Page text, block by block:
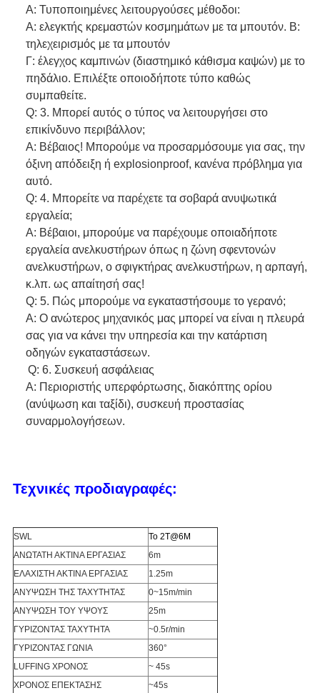
Α: Τυποποιημένες λειτουργούσες μέθοδοι:
Α: ελεγκτής κρεμαστών κοσμημάτων με τα μπουτόν. Β:
τηλεχειρισμός με τα μπουτόν
Γ: έλεγχος καμπινών (διαστημικό κάθισμα καψών) με το
πηδάλιο. Επιλέξτε οποιοδήποτε τύπο καθώς
συμπαθείτε.
Q: 3. Μπορεί αυτός ο τύπος να λειτουργήσει στο
επικίνδυνο περιβάλλον;
Α: Βέβαιος! Μπορούμε να προσαρμόσουμε για σας, την
όξινη απόδειξη ή explosionproof, κανένα πρόβλημα για
αυτό.
Q: 4. Μπορείτε να παρέχετε τα σοβαρά ανυψωτικά
εργαλεία;
Α: Βέβαιοι, μπορούμε να παρέχουμε οποιαδήποτε
εργαλεία ανελκυστήρων όπως η ζώνη σφεντονών
ανελκυστήρων, ο σφιγκτήρας ανελκυστήρων, η αρπαγή,
κ.λπ. ως απαίτησή σας!
Q: 5. Πώς μπορούμε να εγκαταστήσουμε το γερανό;
Α: Ο ανώτερος μηχανικός μας μπορεί να είναι η πλευρά
σας για να κάνει την υπηρεσία και την κατάρτιση
οδηγών εγκαταστάσεων.
Q: 6. Συσκευή ασφάλειας
Α: Περιοριστής υπερφόρτωσης, διακόπτης ορίου
(ανύψωση και ταξίδι), συσκευή προστασίας
συναρμολογήσεων.
Τεχνικές προδιαγραφές:
SWL
Το 2T@6M
ΑΝΩΤΑΤΗ ΑΚΤΙΝΑ ΕΡΓΑΣΙΑΣ
6m
ΕΛΑΧΙΣΤΗ ΑΚΤΙΝΑ ΕΡΓΑΣΙΑΣ
1.25m
ΑΝΥΨΩΣΗ ΤΗΣ ΤΑΧΥΤΗΤΑΣ
0~15m/min
ΑΝΥΨΩΣΗ ΤΟΥ ΥΨΟΥΣ
25m
ΓΥΡΙΖΟΝΤΑΣ ΤΑΧΥΤΗΤΑ
~0.5r/min
ΓΥΡΙΖΟΝΤΑΣ ΓΩΝΙΑ
360°
LUFFING ΧΡΟΝΟΣ
~ 45s
ΧΡΟΝΟΣ ΕΠΕΚΤΑΣΗΣ
~45s